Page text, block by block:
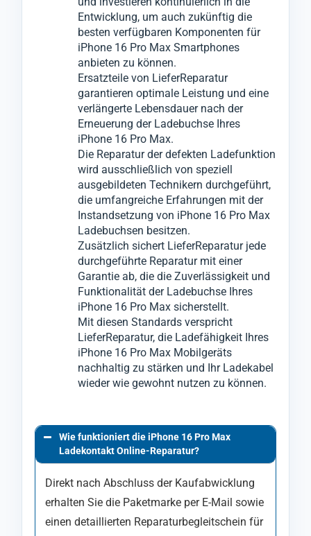
Max beschränkt sein, informieren wir Sie
umgehend und werden nach Ihrer
Zustimmung notwendige Reparaturen an
anderen Komponenten vornehmen.
wiederherzustellen.
Ausfallzeiten führen könnten.
Entwicklung, um auch zukünftig die
besten verfügbaren Komponenten für
iPhone 16 Pro Max Smartphones
anbieten zu können.
Ersatzteile von LieferReparatur
garantieren optimale Leistung und eine
verlängerte Lebensdauer nach der
Erneuerung der Ladebuchse Ihres
iPhone 16 Pro Max.
Die Reparatur der defekten Ladefunktion
wird ausschließlich von speziell
ausgebildeten Technikern durchgeführt,
die umfangreiche Erfahrungen mit der
Instandsetzung von iPhone 16 Pro Max
Ladebuchsen besitzen.
Zusätzlich sichert LieferReparatur jede
durchgeführte Reparatur mit einer
Garantie ab, die die Zuverlässigkeit und
Funktionalität der Ladebuchse Ihres
iPhone 16 Pro Max sicherstellt.
Mit diesen Standards verspricht
LieferReparatur, die Ladefähigkeit Ihres
iPhone 16 Pro Max Mobilgeräts
nachhaltig zu stärken und Ihr Ladekabel
wieder wie gewohnt nutzen zu können.
Wie funktioniert die iPhone 16 Pro Max
Ladekontakt Online-Reparatur?
Direkt nach Abschluss der Kaufabwicklung
erhalten Sie die Paketmarke per E-Mail sowie
einen detaillierten Reparaturbegleitschein für